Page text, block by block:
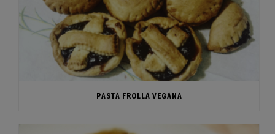
PASTA FROLLA VEGANA